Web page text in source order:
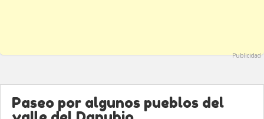
Publicidad
Paseo por algunos pueblos del